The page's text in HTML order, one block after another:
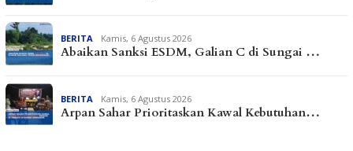
BERITA Kamis, 6 Agustus 2026
Abaikan Sanksi ESDM, Galian C di Sungai …
BERITA Kamis, 6 Agustus 2026
Arpan Sahar Prioritaskan Kawal Kebutuhan…